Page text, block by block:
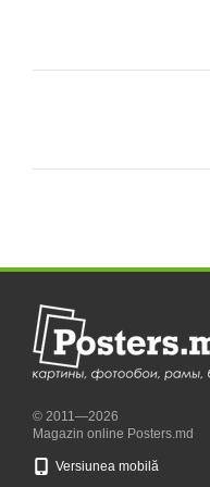
© 2011—2026
Magazin online Posters.md
Versiunea mobilă